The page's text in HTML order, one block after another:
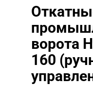
ворота
160